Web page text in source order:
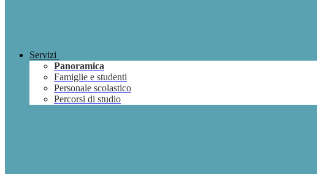
Servizi
Panoramica
Famiglie e studenti
Personale scolastico
Percorsi di studio